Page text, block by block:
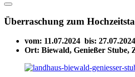
Überraschung zum
vom: 11.07.2024 bis: 27.07.2024
Ort: Biewald, Genießer Stube,